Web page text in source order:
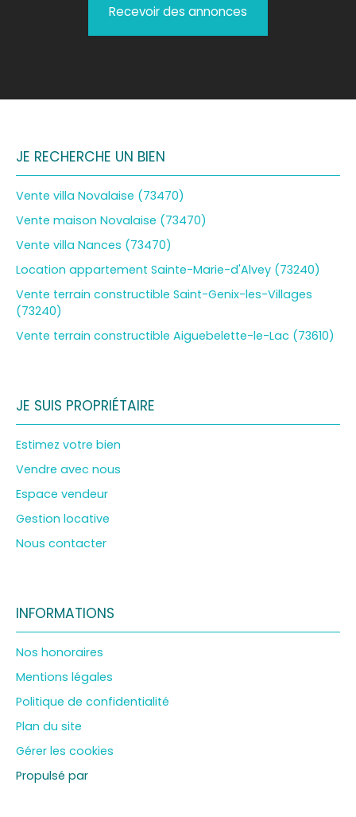
Recevoir des annonces
JE RECHERCHE UN BIEN
Vente villa Novalaise (73470)
Vente maison Novalaise (73470)
Vente villa Nances (73470)
Location appartement Sainte-Marie-d'Alvey (73240)
Vente terrain constructible Saint-Genix-les-Villages
(73240)
Vente terrain constructible Aiguebelette-le-Lac (73610)
JE SUIS PROPRIÉTAIRE
Estimez votre bien
Vendre avec nous
Espace vendeur
Gestion locative
Nous contacter
INFORMATIONS
Nos honoraires
Mentions légales
Politique de confidentialité
Plan du site
Gérer les cookies
Propulsé par